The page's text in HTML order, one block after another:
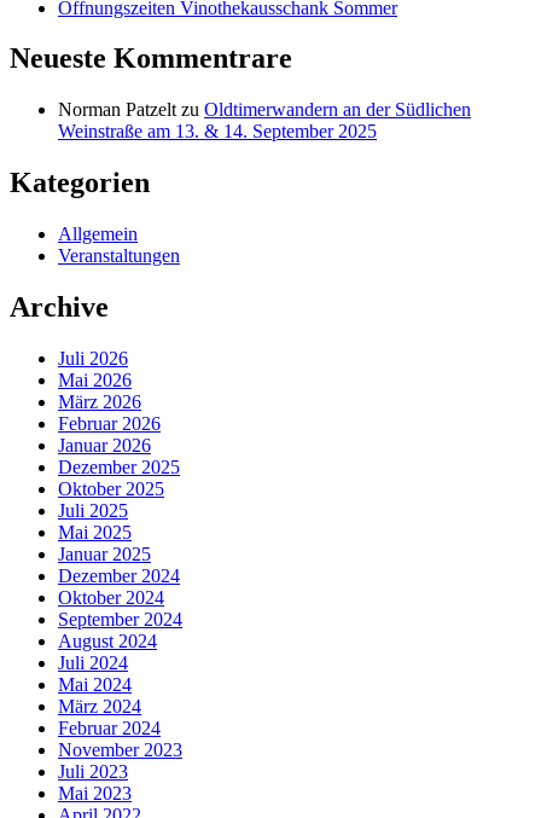
Öffnungszeiten Vinothekausschank Sommer
Neueste Kommentrare
Norman Patzelt zu Oldtimerwandern an der Südlichen
Weinstraße am 13. & 14. September 2025
Kategorien
Allgemein
Veranstaltungen
Archive
Juli 2026
Mai 2026
März 2026
Februar 2026
Januar 2026
Dezember 2025
Oktober 2025
Juli 2025
Mai 2025
Januar 2025
Dezember 2024
Oktober 2024
September 2024
August 2024
Juli 2024
Mai 2024
März 2024
Februar 2024
November 2023
Juli 2023
Mai 2023